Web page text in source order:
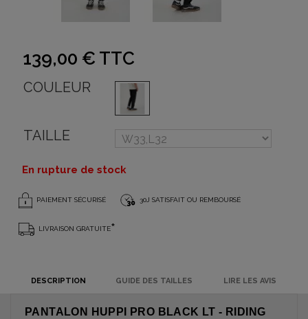
139,00 € TTC
COULEUR
TAILLE
En rupture de stock
PAIEMENT SÉCURISÉ 30J SATISFAIT OU REMBOURSÉ
LIVRAISON GRATUITE*
DESCRIPTION GUIDE DES TAILLES LIRE LES AVIS
PANTALON HUPPI PRO BLACK LT - RIDING